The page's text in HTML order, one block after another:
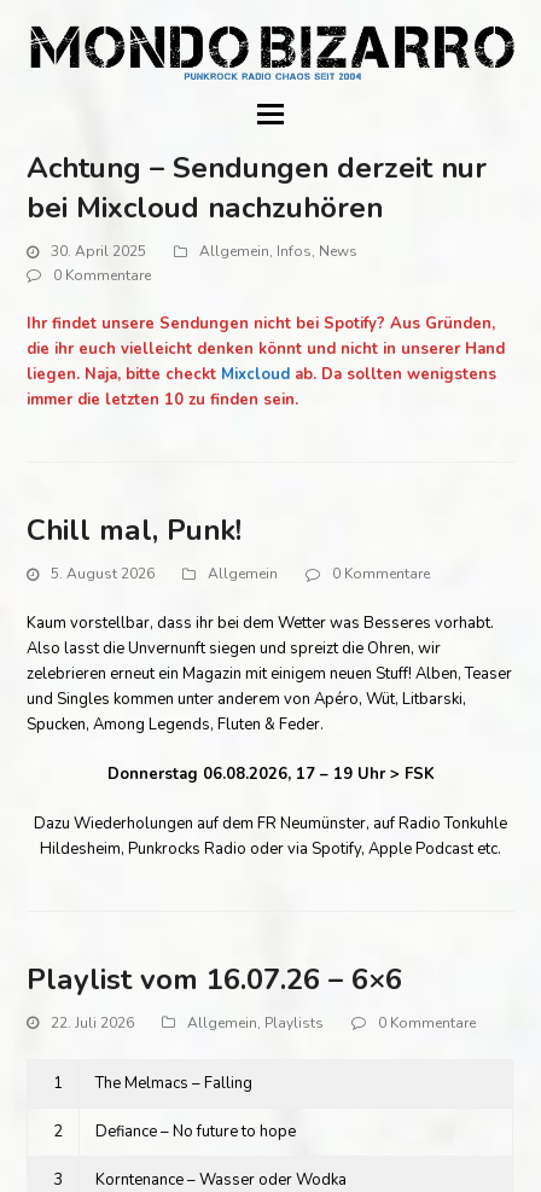
Achtung – Sendungen derzeit nur
bei Mixcloud nachzuhören
30. April 2025 Allgemein, Infos, News
0 Kommentare
Ihr findet unsere Sendungen nicht bei Spotify? Aus Gründen,
die ihr euch vielleicht denken könnt und nicht in unserer Hand
liegen. Naja, bitte checkt Mixcloud ab. Da sollten wenigstens
immer die letzten 10 zu finden sein.
Chill mal, Punk!
5. August 2026 Allgemein 0 Kommentare
Kaum vorstellbar, dass ihr bei dem Wetter was Besseres vorhabt.
Also lasst die Unvernunft siegen und spreizt die Ohren, wir
zelebrieren erneut ein Magazin mit einigem neuen Stuff! Alben, Teaser
und Singles kommen unter anderem von Apéro, Wüt, Litbarski,
Spucken, Among Legends, Fluten & Feder.
Donnerstag 06.08.2026, 17 – 19 Uhr > FSK
Dazu Wiederholungen auf dem FR Neumünster, auf Radio Tonkuhle
Hildesheim, Punkrocks Radio oder via Spotify, Apple Podcast etc.
Playlist vom 16.07.26 – 6×6
22. Juli 2026 Allgemein, Playlists 0 Kommentare
1 The Melmacs – Falling
2 Defiance – No future to hope
3 Korntenance – Wasser oder Wodka